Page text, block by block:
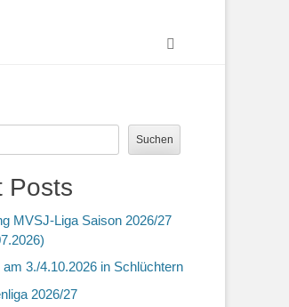
Suchen
Posts
MVSJ-Liga Saison 2026/27
3./4.10.2026 in Schlüchtern
2026/27